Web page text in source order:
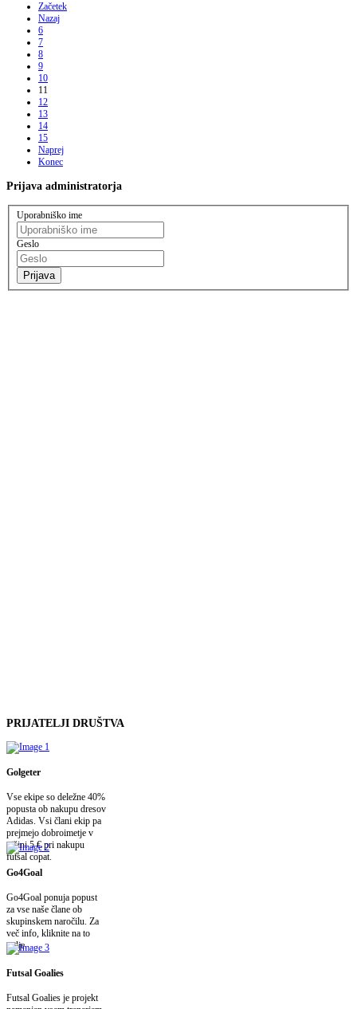
Začetek
Nazaj
6
7
8
9
10
11
12
13
14
15
Naprej
Konec
Prijava administratorja
Uporabniško ime
Geslo
PRIJATELJI DRUŠTVA
Golgeter
Vse ekipe so deležne 40%
popusta ob nakupu dresov
Adidas. Vsi člani ekip pa
prejmejo dobroimetje v
višini 5 € pri nakupu
futsal copat.
Go4Goal
Go4Goal ponuja popust
za vse naše člane ob
skupinskem naročilu. Za
več info, kliknite na to
polje.
Futsal Goalies
Futsal Goalies je projekt